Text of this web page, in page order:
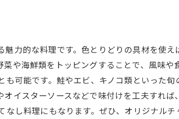
力的な料理です。色とりどりの具材を使え
や海鮮類をトッピングすることで、風味や
可能です。鮭やエビ、キノコ類といった旬
イスターソースなどで味付けを工夫すれば
し料理にもなります。ぜひ、オリジナルチ